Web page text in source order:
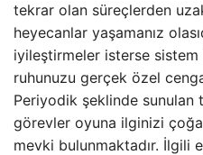
tekrar olan süreçlerden
heyecanlar yaşamanız
iyileştirmeler isterse
ruhunuzu gerçek özel
Periyodik şeklinde sunulan
görevler oyuna ilginizi
mevki bulunmaktadır. İlgili